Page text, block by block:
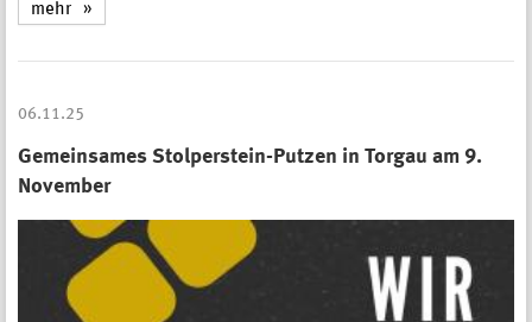
mehr
06.11.25
Gemeinsames Stolperstein-Putzen in Torgau am 9.
November